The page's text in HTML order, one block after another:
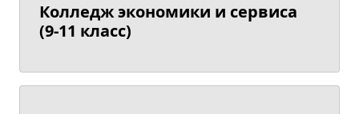
Колледж экономики и сервиса
(9-11 класс)